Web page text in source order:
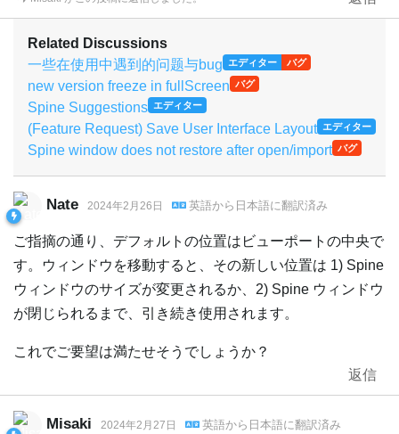
Related Discussions
一些在使用中遇到的问题与bug
エディター バグ
new version freeze in fullScreen バグ
Spine Suggestions エディター
(Feature Request) Save User Interface Layout エディター
Spine window does not restore after open/import バグ
Nate 2024年2月26日 英語から 日本語に翻訳済み
ご指摘の通り、デフォルトの位置はビューポートの中央で
す。ウィンドウを移動すると、その新しい位置は 1) Spine
ウィンドウのサイズが変更されるか、2) Spine ウィンドウ
が閉じられるまで、引き続き使用されます。
これでご要望は満たせそうでしょうか？
返信
Misaki 2024年2月27日 英語から 日本語に翻訳済み